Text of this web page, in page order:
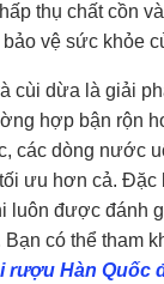
thụ chất cồn
vệ sức khỏe
cùi dừa là giải
hợp bận rộn
các dòng nước
ưu hơn cả. Đặc
luôn được đánh
có thể tham
rượu Hàn Quốc